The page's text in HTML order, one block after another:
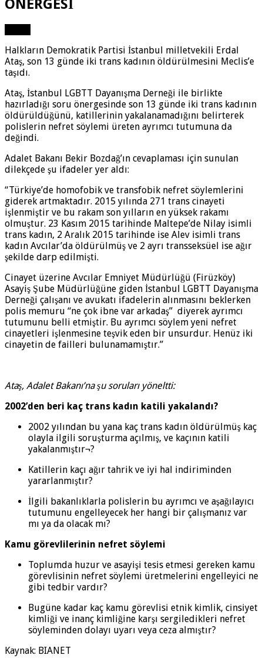
ÖNERGESİ
Halkların Demokratik Partisi İstanbul milletvekili Erdal
Ataş, son 13 günde iki trans kadının öldürülmesini Meclis’e
taşıdı.
Ataş, İstanbul LGBTT Dayanışma Derneği ile birlikte
hazırladığı soru önergesinde son 13 günde iki trans kadının
öldürüldüğünü, katillerinin yakalanamadığını belirterek
polislerin nefret söylemi üreten ayrımcı tutumuna da
değindi.
Adalet Bakanı Bekir Bozdağ’ın cevaplaması için sunulan
dilekçede şu ifadeler yer aldı:
“Türkiye’de homofobik ve transfobik nefret söylemlerini
giderek artmaktadır. 2015 yılında 271 trans cinayeti
işlenmiştir ve bu rakam son yılların en yüksek rakamı
olmuştur. 23 Kasım 2015 tarihinde Maltepe’de Nilay isimli
trans kadın, 2 Aralık 2015 tarihinde ise Alev isimli trans
kadın Avcılar’da öldürülmüş ve 2 ayrı transseksüel ise ağır
şekilde darp edilmişti.
Cinayet üzerine Avcılar Emniyet Müdürlüğü (Firüzköy)
Asayiş Şube Müdürlüğüne giden İstanbul LGBTT Dayanışma
Derneği çalışanı ve avukatı ifadelerin alınmasını beklerken
polis memuru “ne çok ibne var arkadaş” diyerek ayrımcı
tutumunu belli etmiştir. Bu ayrımcı söylem yeni nefret
cinayetleri işlenmesine teşvik eden bir unsurdur. Henüz iki
cinayetin de failleri bulunamamıştır.”
Ataş, Adalet Bakanı’na şu soruları yöneltti:
2002’den beri kaç trans kadın katili yakalandı?
2002 yılından bu yana kaç trans kadın öldürülmüş kaç
olayla ilgili soruşturma açılmış, ve kaçının katili
yakalanmıştır¬?
Katillerin kaçı ağır tahrik ve iyi hal indiriminden
yararlanmıştır?
İlgili bakanlıklarla polislerin bu ayrımcı ve aşağılayıcı
tutumunu engelleyecek her hangi bir çalışmanız var
mı ya da olacak mı?
Kamu görevlilerinin nefret söylemi
Toplumda huzur ve asayişi tesis etmesi gereken kamu
görevlisinin nefret söylemi üretmelerini engelleyici ne
gibi tedbir vardır?
Bugüne kadar kaç kamu görevlisi etnik kimlik, cinsiyet
kimliği ve inanç kimliğine karşı sergiledikleri nefret
söyleminden dolayı uyarı veya ceza almıştır?
Kaynak: BIANET